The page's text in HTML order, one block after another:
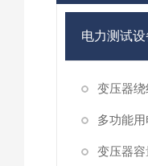
电力测试设
变压器
多功能
变压器